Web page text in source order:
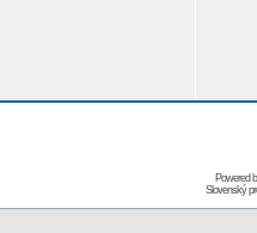
Powered
Slovenský